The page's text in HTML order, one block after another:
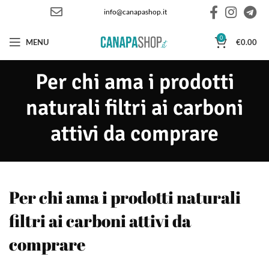
info@canapashop.it
MENU 0 €0.00
Per chi ama i prodotti
naturali filtri ai carboni
attivi da comprare
Per chi ama i prodotti naturali
filtri ai carboni attivi da
comprare